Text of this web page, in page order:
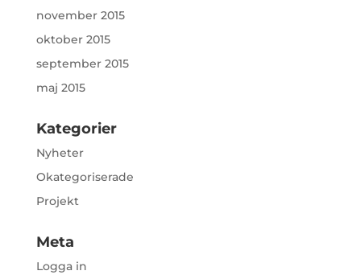
november 2015
oktober 2015
september 2015
maj 2015
Kategorier
Nyheter
Okategoriserade
Projekt
Meta
Logga in